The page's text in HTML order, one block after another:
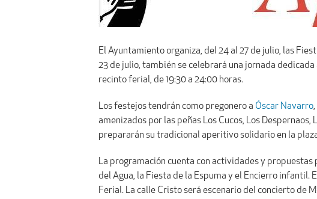
El Ayuntamiento organiza, del 24 al 27 de julio, las
23 de julio, también se celebrará una jornada
recinto ferial, de 19:30 a 24:00 horas.
Los festejos tendrán como pregonero a Óscar Navarro
amenizados por las peñas Los Cucos, Los
prepararán su tradicional aperitivo solidario en la
La programación cuenta con actividades y
del Agua, la Fiesta de la Espuma y el Encierro infantil.
Ferial. La calle Cristo será escenario del concierto de